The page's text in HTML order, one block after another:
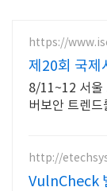
https://
제20회 국제
ISEC 2026
8/11~12 서울
버보안 트렌
http://
VulnCheck